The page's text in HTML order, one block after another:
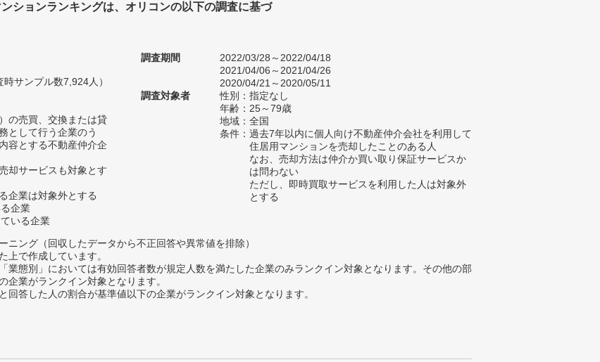
ションランキングは、オリコンの以下の調査に基づ
サンプル数7,924人）
の売買、交換または貸
として行う企業のう
容とする不動産仲介企
却サービスも対象とす
企業は対象外とする
企業
いる企業
調査期間
2022/03/28～2022/04/18
2021/04/06～2021/04/26
2020/04/21～2020/05/11
調査対象者
性別：指定なし
年齢：25～79歳
地域：全国
条件：過去7年以内に個人向け不動産仲介会社を利用して
住居用マンションを売却したことのある人
なお、売却方法は仲介か買い取り保証サービスか
は問わない
ただし、即時買取サービスを利用した人は対象外
とする
ング（回収したデータから不正回答や異常値を排除）
で作成しています。
態別」においては有効回答者数が規定人数を満たした企業のみランクイン対象となります。その他の部
企業がランクイン対象となります。
答した人の割合が基準値以下の企業がランクイン対象となります。